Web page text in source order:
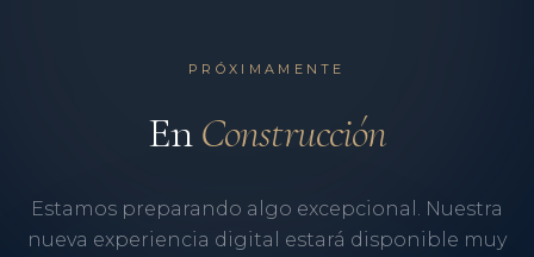
PRÓXIMAMENTE
EnConstrucción
Estamos preparando algo excepcional. Nuestra
nueva experiencia digital estará disponible muy